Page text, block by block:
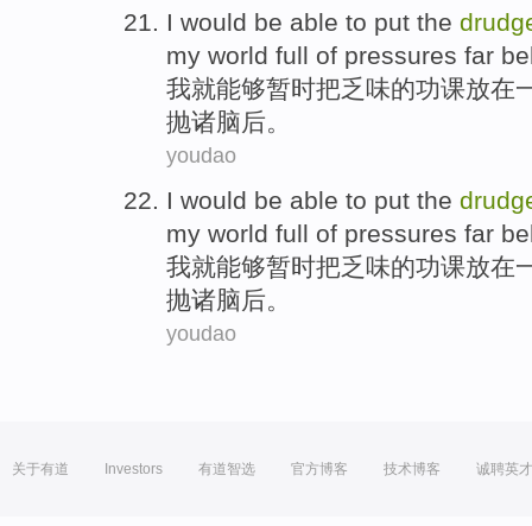
I would be able to put the
my world full of pressures far
我就能够暂时把乏味的功课放在
抛诸脑后。
youdao
I would be able to put the
my world full of pressures far
我就能够暂时把乏味的功课放在
抛诸脑后。
youdao
关于有道 Investors 有道智选 官方博客 技术博客 诚聘英才